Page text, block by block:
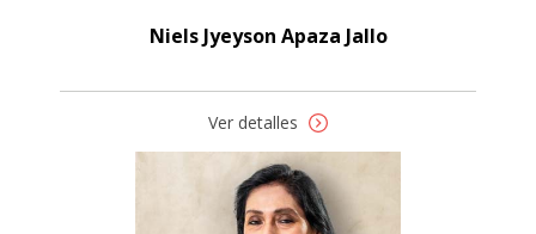
Niels Jyeyson Apaza Jallo
Ver detalles